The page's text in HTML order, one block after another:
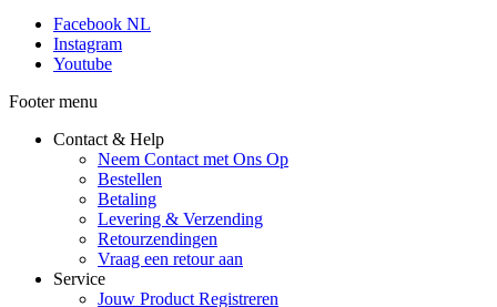
Facebook NL
Instagram
Youtube
Footer menu
Contact & Help
Neem Contact met Ons Op
Bestellen
Betaling
Levering & Verzending
Retourzendingen
Vraag een retour aan
Service
Jouw Product Registreren